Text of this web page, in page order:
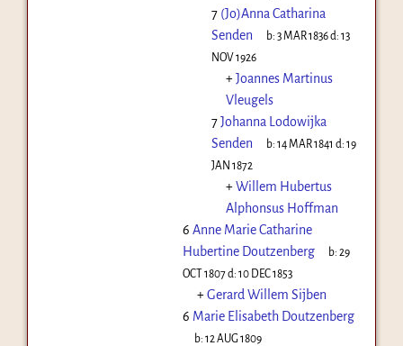
7 (Jo)Anna Catharina
Senden
b:3 MAR 1836d:13
NOV 1926
+Joannes Martinus
Vleugels
7Johanna Lodowijka
Senden
b:14 MAR 1841 d:19
JAN 1872
+Willem Hubertus
Alphonsus Hoffman
6 Anne Marie Catharine
Hubertine Doutzenberg
b:29
OCT 1807d: 10 DEC 1853
+Gerard Willem Sijben
6 Marie Elisabeth Doutzenberg
b:12 AUG 1809